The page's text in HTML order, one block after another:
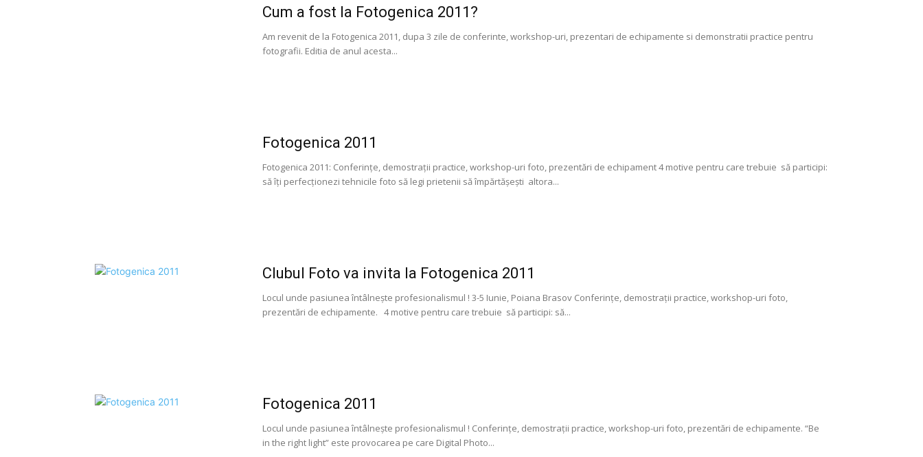
Cum a fost la Fotogenica 2011?
Am revenit de la Fotogenica 2011, dupa 3 zile de conferinte, workshop-uri, prezentari de echipamente si demonstratii practice pentru
fotografii. Editia de anul acesta...
Fotogenica 2011
Fotogenica 2011: Conferințe, demostrații practice, workshop-uri foto, prezentări de echipament 4 motive pentru care trebuie să participi:
să îți perfecționezi tehnicile foto să legi prietenii să împărtășești altora...
Clubul Foto va invita la Fotogenica 2011
Locul unde pasiunea întâlnește profesionalismul ! 3-5 Iunie, Poiana Brasov Conferințe, demostrații practice, workshop-uri foto,
prezentări de echipamente. 4 motive pentru care trebuie să participi: să...
Fotogenica 2011
Locul unde pasiunea întâlnește profesionalismul ! Conferințe, demostrații practice, workshop-uri foto, prezentări de echipamente. “Be
in the right light” este provocarea pe care Digital Photo...